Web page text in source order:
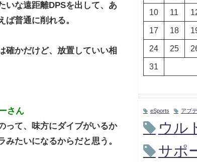
いな遠距離DPSを出して、あ
ば普通に削れる。
確かだけど、放置していい相
さん
って、味方にダイブがいるか
みたいになるからだと思う。
10 11
17 18
24 25
31
eSports アプデ
ウル
サポ